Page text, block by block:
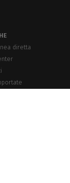
diretta